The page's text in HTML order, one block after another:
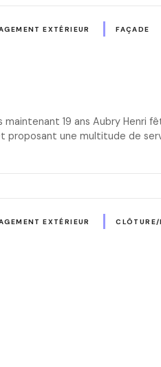
EXTÉRIEUR FAÇADE
maintenant 19 ans Aubry Henri
proposant une multitude de
EXTÉRIEUR CLÔTURE/